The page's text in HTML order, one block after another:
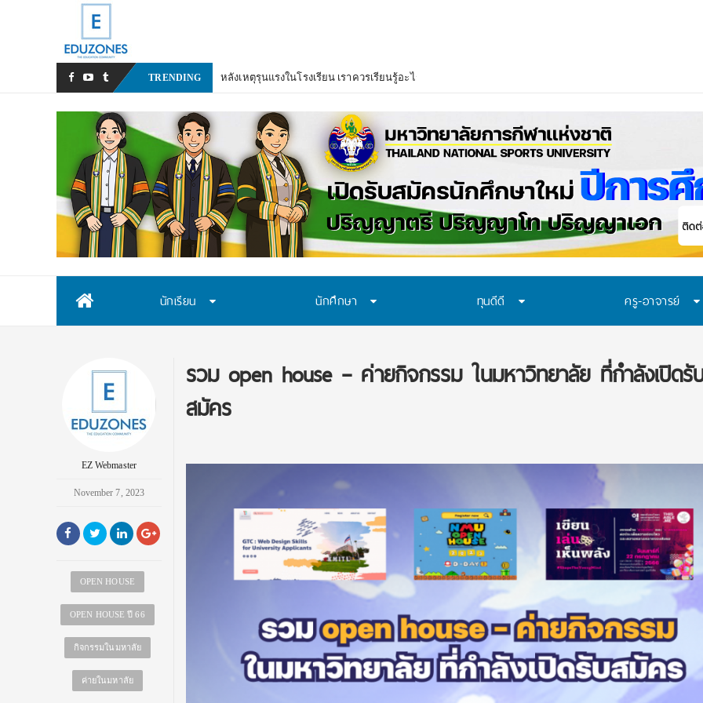
TRENDING หลังเหตุรุนแรงในโรงเรียน เราควรเรียนรู้อะไร? 7 ระบบป้องกันที่โรงเรียนไทยควรมี ก่อนปัญหาของเด็กจะเดิน
นักเรียน นักศึกษา ทุนดีดี ครู-อาจารย์
EZ Webmaster
November 7, 2023
OPEN HOUSE
OPEN HOUSE ปี 66
กิจกรรมในมหาลัย
ค่ายในมหาลัย
รวม open house – ค่ายกิจกรรม ในมหาวิทยาลัย ที่กำลังเปิดรั
สมัคร